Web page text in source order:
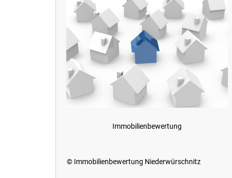
Immobilienbewertung
© Immobilienbewertung Niederwürschnitz